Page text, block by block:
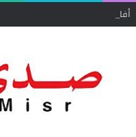
أفاق واسعة لاستفادة المغتربين